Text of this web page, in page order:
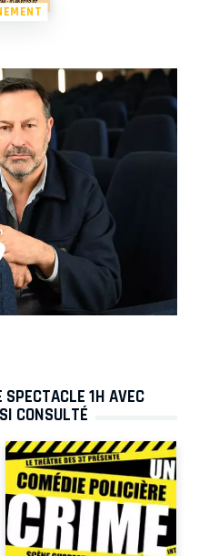
SPECTACLE 1H AVEC
CONSULTÉ